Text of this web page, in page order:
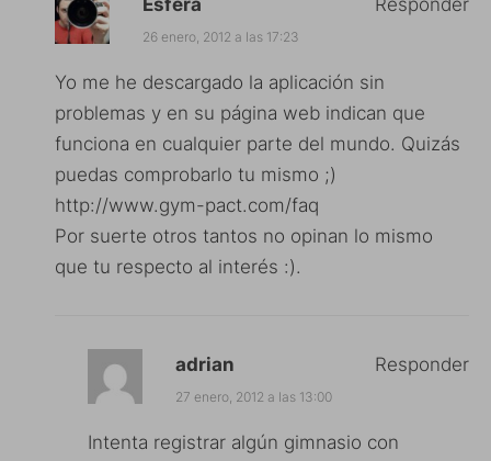
Esfera
26 enero, 2012 a las 17:23
Yo me he descargado la aplicación sin
problemas y en su página web indican que
funciona en cualquier parte del mundo. Quizás
puedas comprobarlo tu mismo ;)
http://www.gym-pact.com/faq
Por suerte otros tantos no opinan lo mismo
que tu respecto al interés :).
Responder
adrian
27 enero, 2012 a las 13:00
Intenta registrar algún gimnasio con
Responder